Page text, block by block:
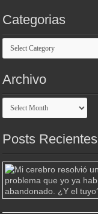
Categorias
Categorias
Archivo
Archivo
Posts Recientes